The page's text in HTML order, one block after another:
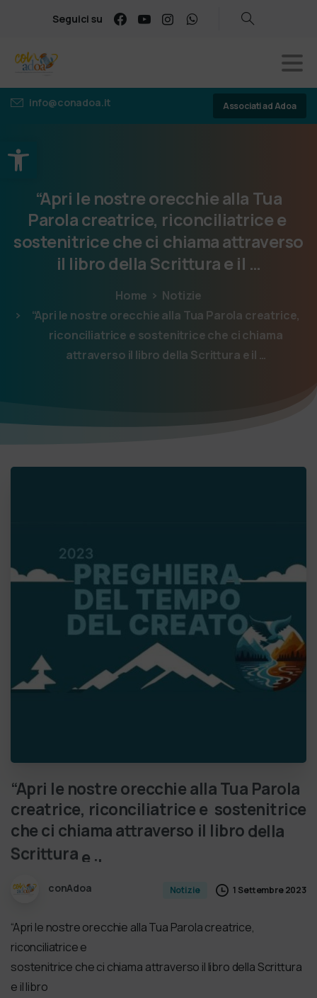
Apri la barra degli strumenti
Seguici su
info@conadoa.it Associati ad Adoa
“Apri le nostreorecchiealla Tua
Parolacreatrice, riconciliatricee
sostenitricecheci chiamaattraverso
il librodella Scritturae il …
Home
Notizie
“Apri le nostre orecchie alla Tua Parola creatrice,
riconciliatrice e sostenitrice che ci chiama
attraverso il libro della Scrittura e il …
“Apri le nostreorecchieallaTua Parola
creatrice, riconciliatricee sostenitrice
checi chiamaattraverso il librodella
Scrittura e
conAdoa Notizie 1 Settembre 2023
“Apri le nostre orecchie alla Tua Parola creatrice,
riconciliatrice e
sostenitrice che ci chiama attraverso il libro della Scrittura
e il libro